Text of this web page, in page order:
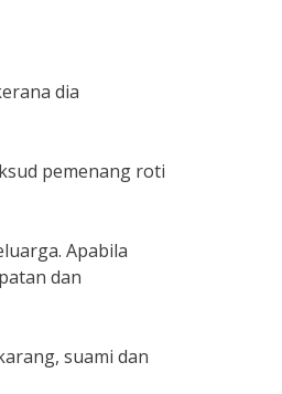
dia
pemenang roti
Apabila
dan
suami dan